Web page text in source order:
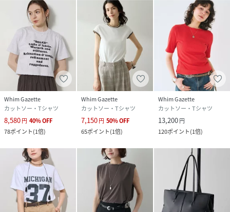
Whim Gazette
カットソー・Tシャツ
8,580円 40%OFF
78ポイント(1倍)
Whim Gazette
カットソー・Tシャツ
7,150円 50%OFF
65ポイント(1倍)
Whim Gazette
カットソー・Tシャツ
13,200円
120ポイント(1倍)